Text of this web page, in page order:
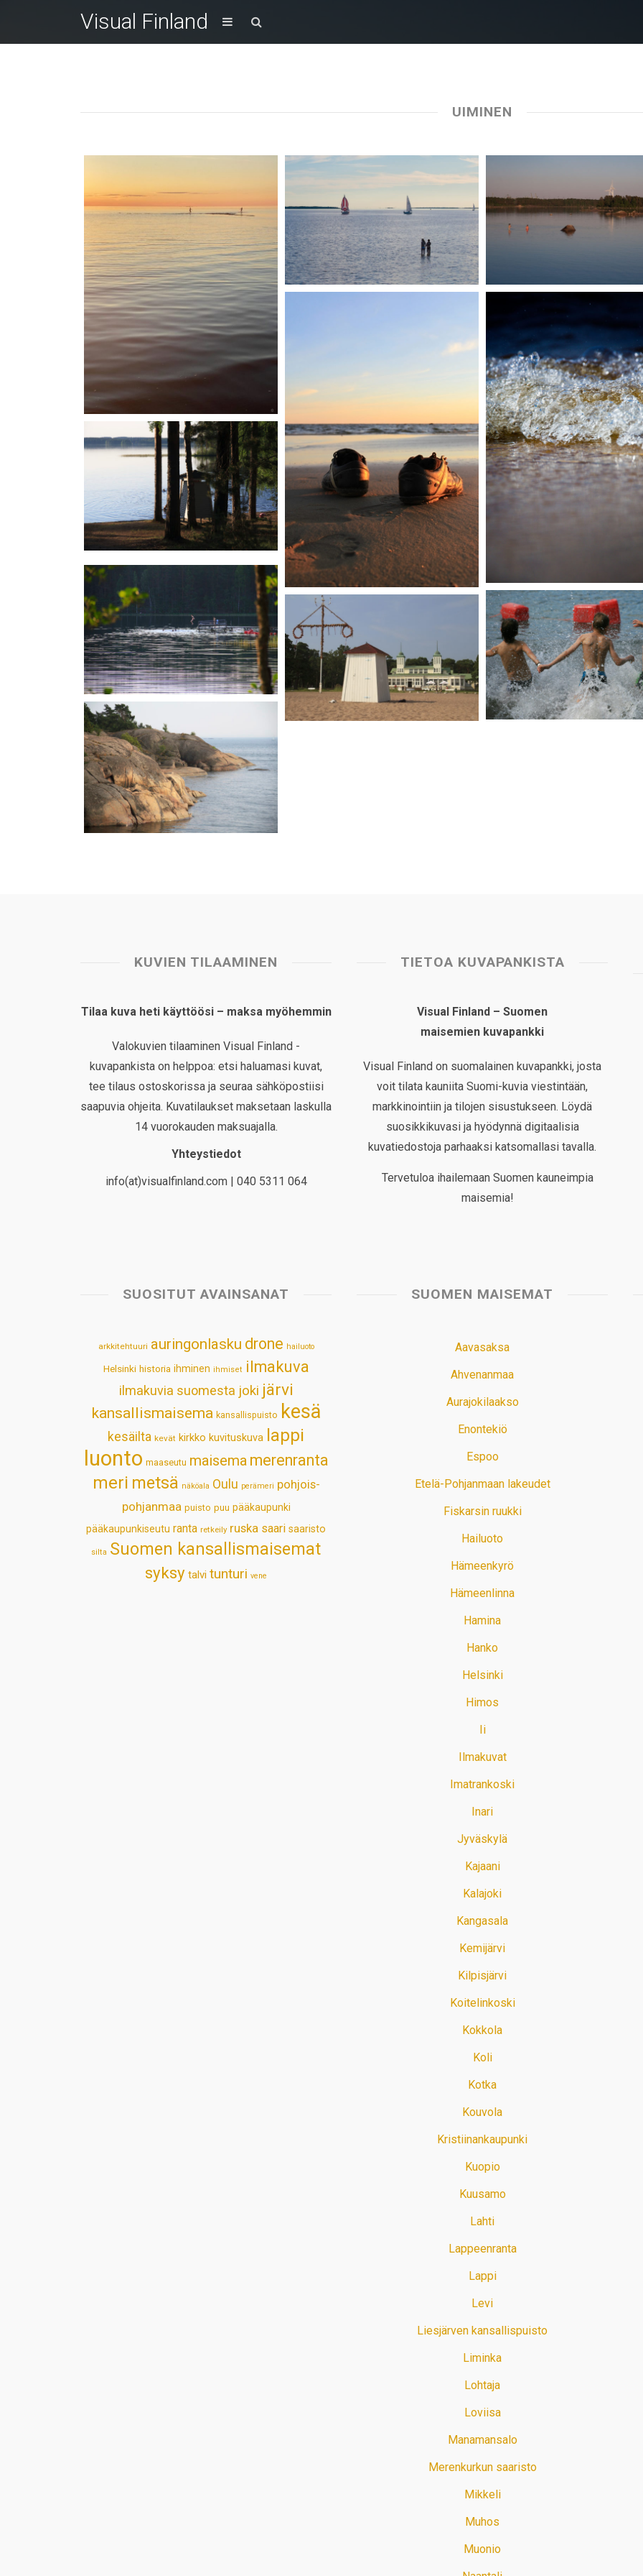
Visual Finland
UIMINEN
KUVIEN TILAAMINEN
Tilaa kuva heti käyttöösi – maksa myöhemmin
Valokuvien tilaaminen Visual Finland -
kuvapankista on helppoa: etsi haluamasi kuvat,
tee tilaus ostoskorissa ja seuraa sähköpostiisi
saapuvia ohjeita. Kuvatilaukset maksetaan laskulla
14 vuorokauden maksuajalla.
Yhteystiedot
info(at)visualfinland.com | 040 5311 064
TIETOA KUVAPANKISTA
Visual Finland – Suomen
maisemien kuvapankki
Visual Finland on suomalainen kuvapankki, josta
voit tilata kauniita Suomi-kuvia viestintään,
markkinointiin ja tilojen sisustukseen. Löydä
suosikkikuvasi ja hyödynnä digitaalisia
kuvatiedostoja parhaaksi katsomallasi tavalla.
Tervetuloa ihailemaan Suomen kauneimpia
maisemia!
SUOSITUT AVAINSANAT
arkkitehtuuri auringonlasku drone hailuoto
Helsinki historia ihminen ihmiset ilmakuva
ilmakuvia suomesta joki järvi
kansallismaisema kansallispuisto kesä
kesäilta kevät kirkko kuvituskuva lappi
luonto maaseutu maisema merenranta
meri metsä näköala Oulu perämeri pohjois-
pohjanmaa puisto puu pääkaupunki
pääkaupunkiseutu ranta retkeily ruska saari saaristo
silta Suomen kansallismaisemat
syksy talvi tunturi vene
SUOMEN MAISEMAT
Aavasaksa
Ahvenanmaa
Aurajokilaakso
Enontekiö
Espoo
Etelä-Pohjanmaan lakeudet
Fiskarsin ruukki
Hailuoto
Hämeenkyrö
Hämeenlinna
Hamina
Hanko
Helsinki
Himos
Ii
Ilmakuvat
Imatrankoski
Inari
Jyväskylä
Kajaani
Kalajoki
Kangasala
Kemijärvi
Kilpisjärvi
Koitelinkoski
Kokkola
Koli
Kotka
Kouvola
Kristiinankaupunki
Kuopio
Kuusamo
Lahti
Lappeenranta
Lappi
Levi
Liesjärven kansallispuisto
Liminka
Lohtaja
Loviisa
Manamansalo
Merenkurkun saaristo
Mikkeli
Muhos
Muonio